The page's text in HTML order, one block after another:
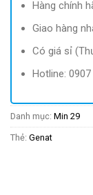
Hàng chính
Giao hàng
Có giá sỉ
Hotline:
Danh mục: Min 29
Thẻ: Genat